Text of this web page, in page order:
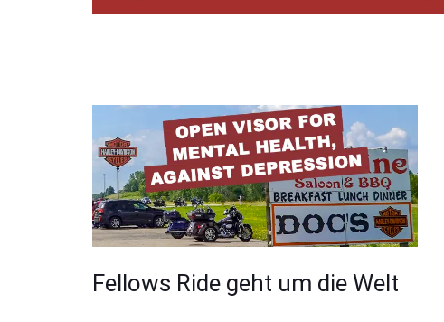
Fellows Ride geht um die Welt